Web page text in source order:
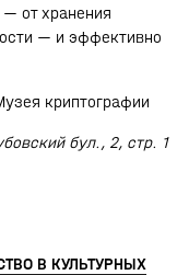
от хранения
— и эффективно
криптографии
бул., 2, стр. 1
В КУЛЬТУРНЫХ